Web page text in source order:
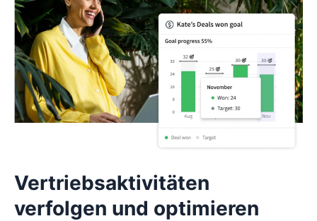
Vertriebsaktivitäten
verfolgen und optimieren